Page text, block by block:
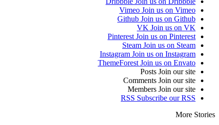
Vimeo Join us on Vimeo
Github Join us on Github
VK Join us on VK
Pinterest Join us on Pinterest
Steam Join us on Steam
Instagram Join us on Instagram
ThemeForest Join us on Envato
Posts Join our site
Comments Join our site
Members Join our site
RSS Subscribe our RSS
More Stories